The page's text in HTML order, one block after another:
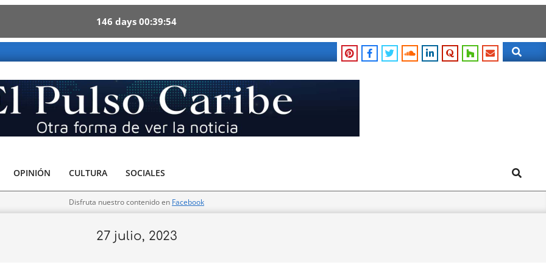
146 days 00 39 53
Search
OPINIÓN CULTURA SOCIALES Search
Disfruta nuestro contenido en Facebook
27 julio, 2023